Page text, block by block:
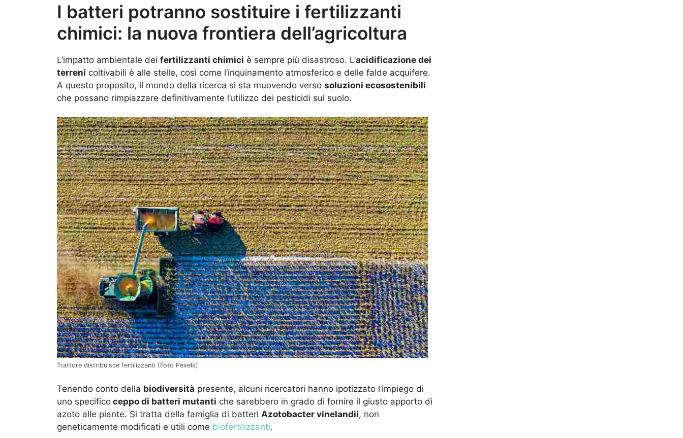
I batteri potranno sostituire i fertilizzanti
chimici: la nuova frontiera dell’agricoltura
L’impatto ambientale dei fertilizzanti chimici è sempre più disastroso. L’acidificazione dei
terreni coltivabili è alle stelle, così come l’inquinamento atmosferico e delle falde acquifere.
A questo proposito, il mondo della ricerca si sta muovendo verso soluzioni ecosostenibili
che possano rimpiazzare definitivamente l’utilizzo dei pesticidi sul suolo.
Trattore distribuisce fertilizzanti (Foto Pexels)
Tenendo conto della biodiversità presente, alcuni ricercatori hanno ipotizzato l’impiego di
uno specifico ceppo di batteri mutanti che sarebbero in grado di fornire il giusto apporto di
azoto alle piante. Si tratta della famiglia di batteri Azotobacter vinelandii, non
geneticamente modificati e utili come biofertilizzanti.